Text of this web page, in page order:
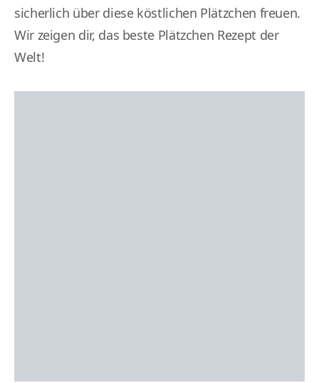
sicherlich über diese köstlichen Plätzchen freuen.
Wir zeigen dir, das beste Plätzchen Rezept der
Welt!